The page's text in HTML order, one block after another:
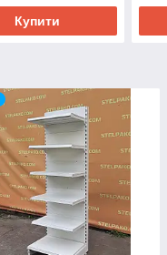
Купити